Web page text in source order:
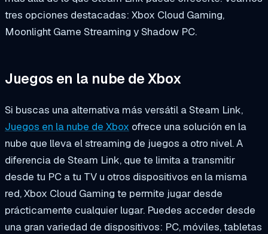
tres opciones destacadas: Xbox Cloud Gaming,
Moonlight Game Streaming y Shadow PC.
Juegos en la nube de Xbox
Si buscas una alternativa más versátil a Steam Link,
Juegos en la nube de Xbox ofrece una solución en la
nube que lleva el streaming de juegos a otro nivel. A
diferencia de Steam Link, que te limita a transmitir
desde tu PC a tu TV u otros dispositivos en la misma
red, Xbox Cloud Gaming te permite jugar desde
prácticamente cualquier lugar. Puedes acceder desde
una gran variedad de dispositivos: PC, móviles, tabletas